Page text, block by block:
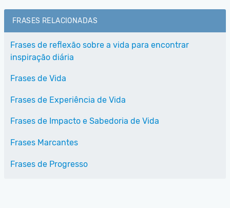
FRASES RELACIONADAS
Frases de reflexão sobre a vida para encontrar
inspiração diária
Frases de Vida
Frases de Experiência de Vida
Frases de Impacto e Sabedoria de Vida
Frases Marcantes
Frases de Progresso